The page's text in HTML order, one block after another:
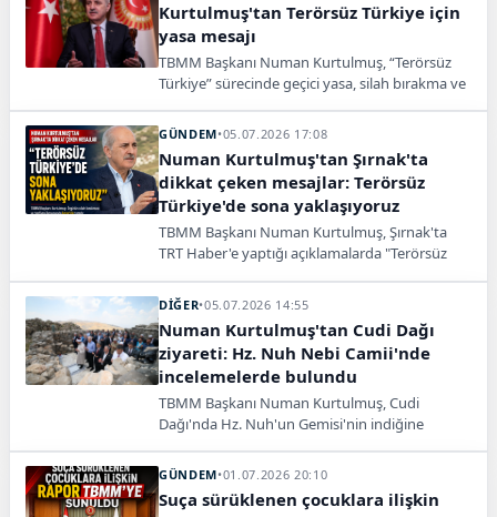
Kurtulmuş'tan Terörsüz Türkiye için
yasa mesajı
TBMM Başkanı Numan Kurtulmuş, “Terörsüz
Türkiye” sürecinde geçici yasa, silah bırakma ve
GÜNDEM•05.07.2026 17:08
Numan Kurtulmuş'tan Şırnak'ta
dikkat çeken mesajlar: Terörsüz
Türkiye'de sona yaklaşıyoruz
TBMM Başkanı Numan Kurtulmuş, Şırnak'ta
TRT Haber'e yaptığı açıklamalarda "Terörsüz
değerlendirmelerde bulundu. Sürecin son
"Örgütün silah bırakması ve tasfiyesi
konusunda kararlılık tamdır" dedi.
DİĞER•05.07.2026 14:55
Numan Kurtulmuş'tan Cudi Dağı
ziyareti: Hz. Nuh Nebi Camii'nde
incelemelerde bulundu
TBMM Başkanı Numan Kurtulmuş, Cudi
Dağı'nda Hz. Nuh'un Gemisi'nin indiğine
yapımı süren Hz. Nuh Nebi Camii'nde
katkı sundu.
GÜNDEM•01.07.2026 20:10
Suça sürüklenen çocuklara ilişkin